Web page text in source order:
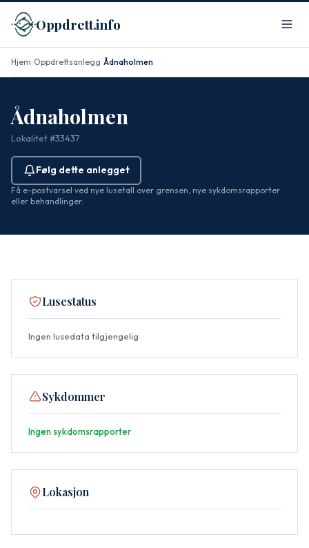
Oppdrett.info
Hjem/Oppdrettsanlegg/Ådnaholmen
Ådnaholmen
Lokalitet #33437
Følg dette anlegget
Få e-postvarsel ved nye lusetall over grensen, nye sykdomsrapporter
eller behandlinger.
Lusestatus
Ingen lusedata tilgjengelig
Sykdommer
Ingen sykdomsrapporter
Lokasjon